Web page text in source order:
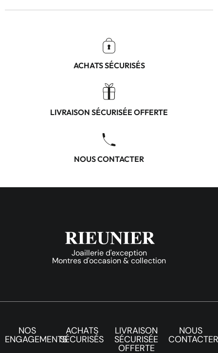
ACHATS SÉCURISÉS
LIVRAISON SÉCURISÉE OFFERTE
NOUS CONTACTER
Joaillerie d'exception
Montres d'occasion & collection
NOS
ENGAGEMENTS
ACHATS
SÉCURISÉS
LIVRAISON
SÉCURISÉE
OFFERTE
NOUS
CONTACTER